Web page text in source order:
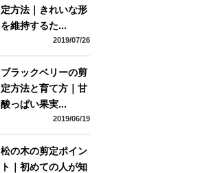
定方法｜きれいな形
を維持するた...
2019/07/26
ブラックベリーの剪
定方法と育て方｜甘
酸っぱい果実...
2019/06/19
松の木の剪定ポイン
ト｜初めての人が知